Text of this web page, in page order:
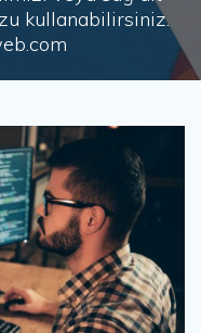
kullanabilirsiniz.